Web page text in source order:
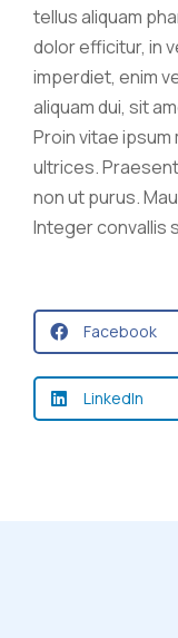
tellus aliquam
dolor efficitur, in
imperdiet, enim
aliquam dui, sit
Proin vitae
ultrices.
non ut purus.
Integer convallis
Facebook
LinkedIn